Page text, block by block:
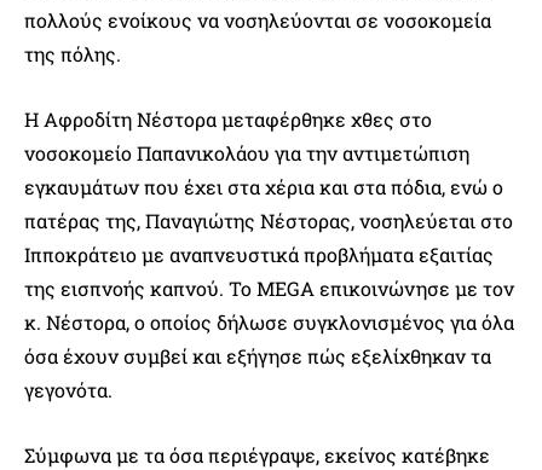
πολλούς ενοίκους να νοσηλεύονται σε νοσοκομεία
της πόλης.
Η Αφροδίτη Νέστορα μεταφέρθηκε χθες στο
νοσοκομείο Παπανικολάου για την αντιμετώπιση
εγκαυμάτων που έχει στα χέρια και στα πόδια, ενώ ο
πατέρας της, Παναγιώτης Νέστορας, νοσηλεύεται στο
Ιπποκράτειο με αναπνευστικά προβλήματα εξαιτίας
της εισπνοής καπνού. Το MEGA επικοινώνησε με τον
κ. Νέστορα, ο οποίος δήλωσε συγκλονισμένος για όλα
όσα έχουν συμβεί και εξήγησε πώς εξελίχθηκαν τα
γεγονότα.
Σύμφωνα με τα όσα περιέγραψε, εκείνος κατέβηκε